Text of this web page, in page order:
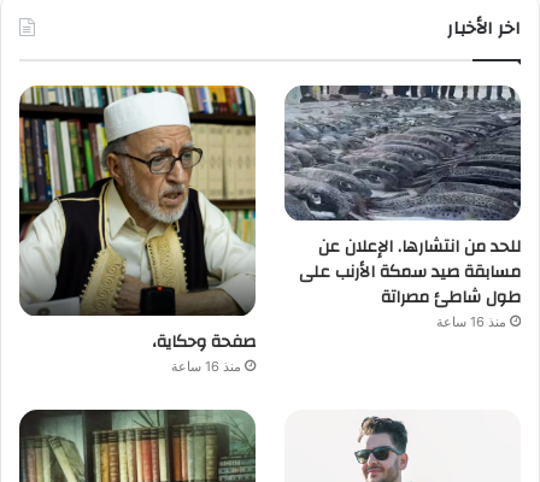
اخر الأخبار
للحد من انتشارها. الإعلان عن
مسابقة صيد سمكة الأرنب على
طول شاطئ مصراتة
منذ 16 ساعة
صفحة وحكاية،
منذ 16 ساعة